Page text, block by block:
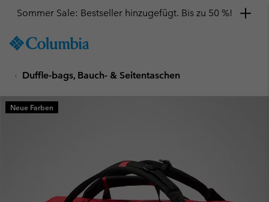
TO
SKIP
MAIN
NAV
Sommer Sale: Bestseller hinzugefügt. Bis zu 50 %!
Duffle-bags, Bauch- & Seitentaschen
Neue Farben